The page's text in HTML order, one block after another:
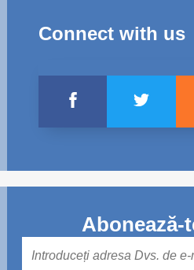
Connect with us
Abonează-